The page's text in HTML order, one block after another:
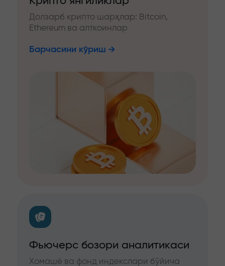
Долзарб крипто шарҳлар: Bitcoin,
Ethereum ва алткоинлар
Барчасини кўриш
Фьючерс бозори аналитикаси
Хомашё ва фонд индекслари бўйича